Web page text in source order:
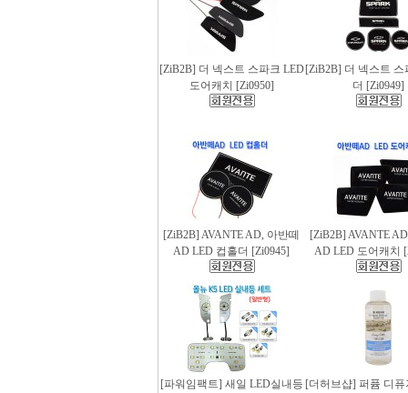
[ZiB2B] 더 넥스트 스파크 LED
도어캐치 [Zi0950]
[ZiB2B] 더 넥스트 스
더 [Zi0949]
[ZiB2B] AVANTE AD, 아반떼
AD LED 컵홀더 [Zi0945]
[ZiB2B] AVANTE
AD LED 도어캐치
[파워임팩트] 새일 LED실내등 [더허브샵] 퍼퓸 디